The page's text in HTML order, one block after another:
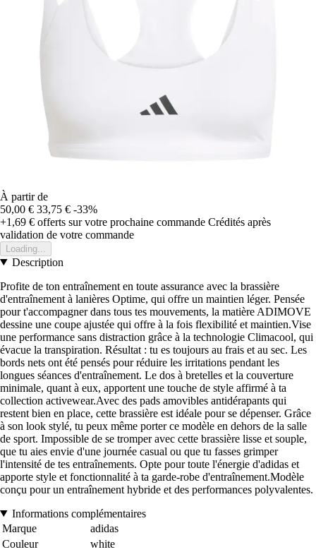
À partir de
50,00 € 33,75 € -33%
+1,69 € offerts sur votre prochaine commande Crédités après
validation de votre commande
Loading...
Description
Profite de ton entraînement en toute assurance avec la brassière
d'entraînement à lanières Optime, qui offre un maintien léger. Pensée
pour t'accompagner dans tous tes mouvements, la matière ADIMOVE
dessine une coupe ajustée qui offre à la fois flexibilité et maintien.Vise
une performance sans distraction grâce à la technologie Climacool, qui
évacue la transpiration. Résultat : tu es toujours au frais et au sec. Les
bords nets ont été pensés pour réduire les irritations pendant les
longues séances d'entraînement. Le dos à bretelles et la couverture
minimale, quant à eux, apportent une touche de style affirmé à ta
collection activewear.Avec des pads amovibles antidérapants qui
restent bien en place, cette brassière est idéale pour se dépenser. Grâce
à son look stylé, tu peux même porter ce modèle en dehors de la salle
de sport. Impossible de se tromper avec cette brassière lisse et souple,
que tu aies envie d'une journée casual ou que tu fasses grimper
l'intensité de tes entraînements. Opte pour toute l'énergie d'adidas et
apporte style et fonctionnalité à ta garde-robe d'entraînement.Modèle
conçu pour un entraînement hybride et des performances polyvalentes.
Informations complémentaires
Marque
adidas
Couleur
white